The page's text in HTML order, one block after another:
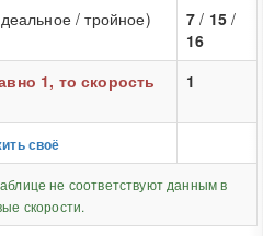
/ тройное)
7 / 15 /
16
1, то скорость
1
своё
не соответствуют данным в
скорости.